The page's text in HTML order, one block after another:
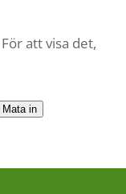
att visa det,